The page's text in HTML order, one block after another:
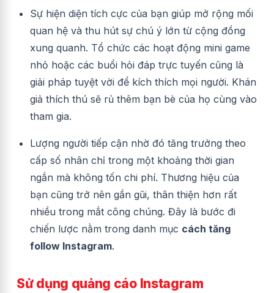
Sự hiện diện tích cực của bạn giúp mở rộng mối
quan hệ và thu hút sự chú ý lớn từ cộng đồng
xung quanh. Tổ chức các hoạt động mini game
nhỏ hoặc các buổi hỏi đáp trực tuyến cũng là
giải pháp tuyệt vời để kích thích mọi người. Khán
giả thích thú sẽ rủ thêm bạn bè của họ cùng vào
tham gia.
Lượng người tiếp cận nhờ đó tăng trưởng theo
cấp số nhân chỉ trong một khoảng thời gian
ngắn mà không tốn chi phí. Thương hiệu của
bạn cũng trở nên gần gũi, thân thiện hơn rất
nhiều trong mắt công chúng. Đây là bước đi
chiến lược nằm trong danh mục cách tăng
follow Instagram.
Sử dụng quảng cáo Instagram